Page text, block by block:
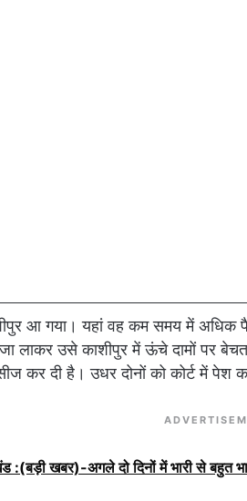
आ गया। यहां वह कम समय में अधिक
लाकर उसे काशीपुर में ऊंचे दामों पर
कर दी है। उधर दोनों को कोर्ट में पेश
:(बड़ी खबर)-अगले दो दिनों में भारी से बहुत